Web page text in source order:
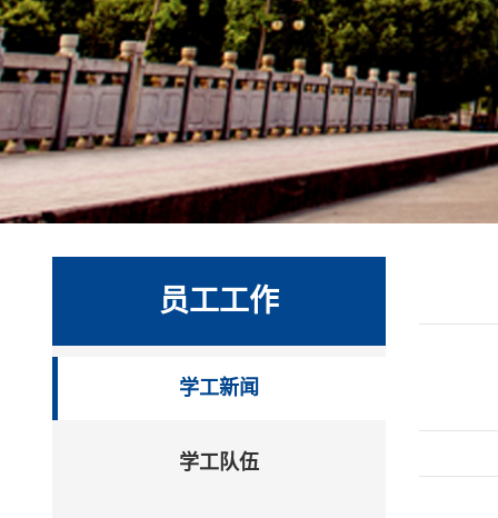
员工工作
学工新闻
学工队伍